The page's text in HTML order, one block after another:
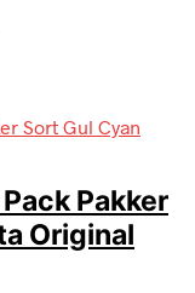
Pakker
Original